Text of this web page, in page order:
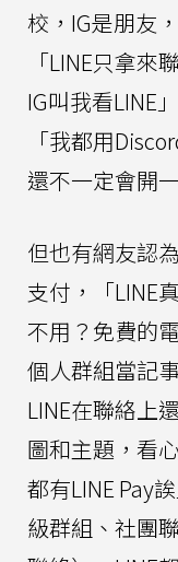
校，IG是朋友
「LINE只拿
IG叫我看LINE
「我都用
還不一定會開
但也有網友認
支付，「LINE
不用？免費的
個人群組當記
LINE在聯絡上
圖和主題，看
都有LINE Pay
級群組、社團